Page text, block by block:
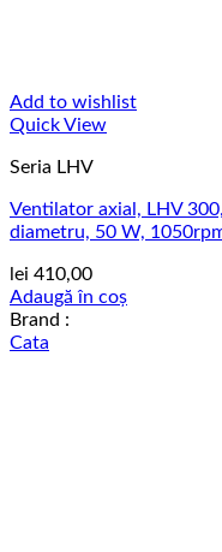
Add to wishlist
Quick View
Seria LHV
Ventilator axial, LHV
diametru, 50 W,
lei 410,00
Adaugă în coș
Brand :
Cata